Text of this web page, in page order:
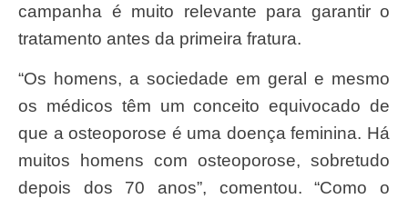
campanha é muito relevante para garantir o
tratamento antes da primeira fratura.
“Os homens, a sociedade em geral e mesmo
os médicos têm um conceito equivocado de
que a osteoporose é uma doença feminina. Há
muitos homens com osteoporose, sobretudo
depois dos 70 anos”, comentou. “Como o